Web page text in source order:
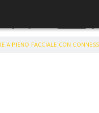
A PIENO FACCIALE CON